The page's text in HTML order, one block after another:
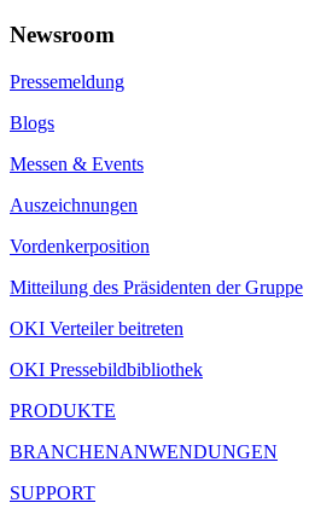
Newsroom
Pressemeldung
Blogs
Messen & Events
Auszeichnungen
Vordenkerposition
Mitteilung des Präsidenten der Gruppe
OKI Verteiler beitreten
OKI Pressebildbibliothek
PRODUKTE
BRANCHENANWENDUNGEN
SUPPORT